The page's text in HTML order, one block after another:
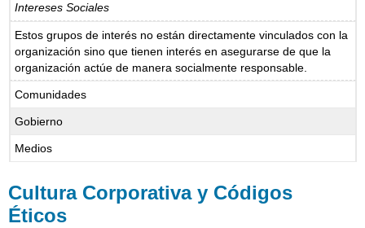
Intereses Sociales
Estos grupos de interés no están directamente vinculados con la
organización sino que tienen interés en asegurarse de que la
organización actúe de manera socialmente responsable.
Comunidades
Gobierno
Medios
Cultura Corporativa y Códigos
Éticos